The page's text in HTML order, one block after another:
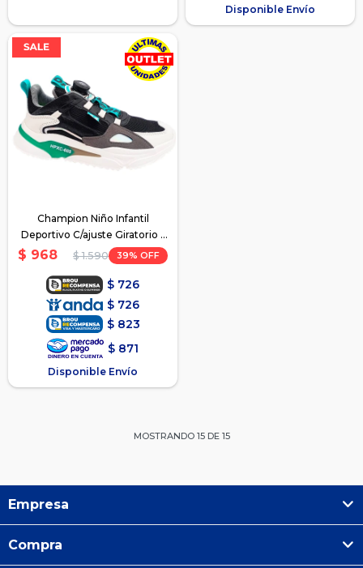
Disponible Envío
Champion Niño Infantil
Deportivo C/ajuste Giratorio -
Negro
$ 968 $ 1.590 39
$ 726
$ 726
$ 823
$ 871
Disponible Envío
MOSTRANDO 15DE 15
Empresa
Compra